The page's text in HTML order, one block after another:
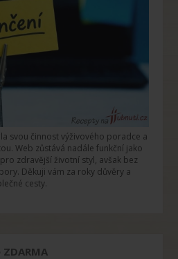
svou činnost výživového poradce a
Web zůstává nadále funkční jako
zdravější životní styl, avšak bez
Děkuji vám za roky důvěry a
cesty.